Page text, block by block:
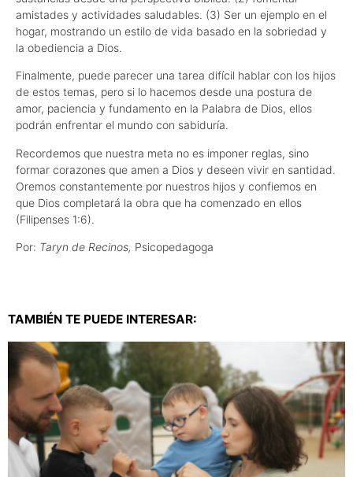
amistades y actividades saludables. (3) Ser un ejemplo en el
hogar, mostrando un estilo de vida basado en la sobriedad y
la obediencia a Dios.
Finalmente, puede parecer una tarea difícil hablar con los hijos
de estos temas, pero si lo hacemos desde una postura de
amor, paciencia y fundamento en la Palabra de Dios, ellos
podrán enfrentar el mundo con sabiduría.
Recordemos que nuestra meta no es imponer reglas, sino
formar corazones que amen a Dios y deseen vivir en santidad.
Oremos constantemente por nuestros hijos y confiemos en
que Dios completará la obra que ha comenzado en ellos
(Filipenses 1:6).
Por: Taryn de Recinos, Psicopedagoga
TAMBIÉN TE PUEDE INTERESAR: